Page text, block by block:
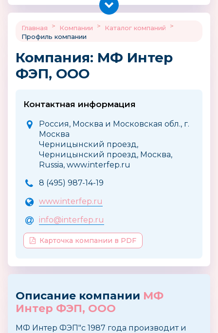
Главная > Компании > Каталог компаний
>
Профиль компании
Компания: МФ Интер
ФЭП, ООО
Контактная информация
Россия, Москва и Московская обл., г.
Москва
Черницынский проезд,
Черницынский проезд, Москва,
Russia, www.interfep.ru
8 (495) 987-14-19
www.interfep.ru
info@interfep.ru
Карточка компании в PDF
Описание компании МФ
Интер ФЭП, ООО
МФ Интер ФЭП"с 1987 года производит и